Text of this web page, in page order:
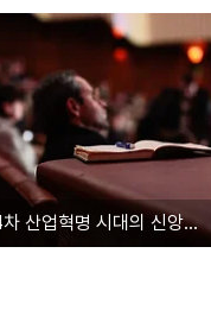
4차 산업혁명 시대의 신앙교육은 생각근육을 키우는 것이다(양병희목사)